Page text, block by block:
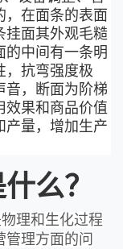
，在面条的表面
挂面其外观毛糙
的中间有一条明
，抗弯强度极
音，断面为阶梯
效果和商品价值
产量，增加生产
么？
理和生化过程
理方面的问